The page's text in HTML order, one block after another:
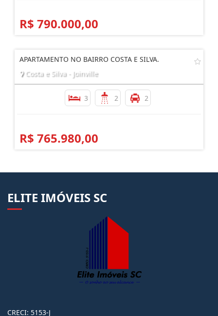
R$ 790.000,00
APARTAMENTO NO BAIRRO COSTA E SILVA.
Costa e Silva - Joinville
3 2 2
R$ 765.980,00
ELITE IMÓVEIS SC
CRECI: 5153-J